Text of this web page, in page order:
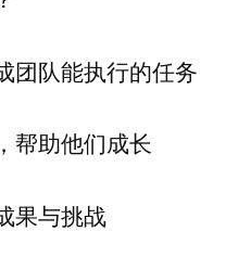
团队能执行的任务
帮助他们成长
果与挑战